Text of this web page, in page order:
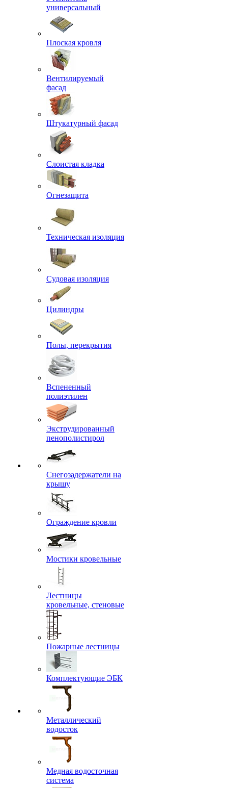
универсальный
Плоская кровля
Вентилируемый
фасад
Штукатурный фасад
Слоистая кладка
Огнезащита
Техническая изоляция
Судовая изоляция
Цилиндры
Полы, перекрытия
Вспененный
полиэтилен
Экструдированный
пенополистирол
Снегозадержатели на
крышу
Ограждение кровли
Мостики кровельные
Лестницы
кровельные, стеновые
Пожарные лестницы
Комплектующие ЭБК
Металлический
водосток
Медная водосточная
система